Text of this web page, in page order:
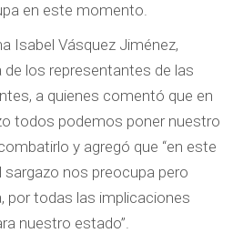
en este momento.
Isabel Vásquez Jiménez,
de los representantes de las
a quienes comentó que en
todos podemos poner nuestro
y agregó que “en este
nos preocupa pero
por todas las implicaciones
nuestro estado”.